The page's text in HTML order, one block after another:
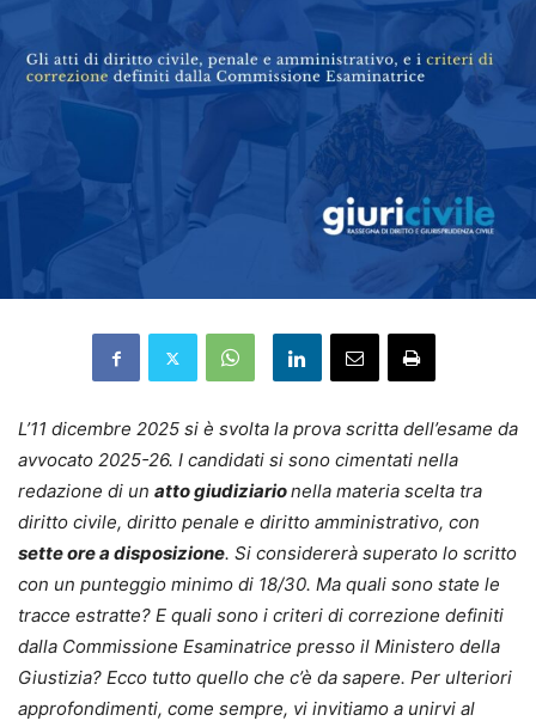
L’11 dicembre 2025 si è svolta la prova scritta dell’esame da
avvocato 2025-26. I candidati si sono cimentati nella
redazione di un atto giudiziarionella materia scelta tra
diritto civile, diritto penale e diritto amministrativo, con
sette ore a disposizione. Si considererà superato lo scritto
con un punteggio minimo di 18/30. Ma quali sono state le
tracce estratte? E quali sono i criteri di correzione definiti
dalla Commissione Esaminatrice presso il Ministero della
Giustizia? Ecco tutto quello che c’è da sapere. Per ulteriori
approfondimenti, come sempre, vi invitiamo a unirvi al